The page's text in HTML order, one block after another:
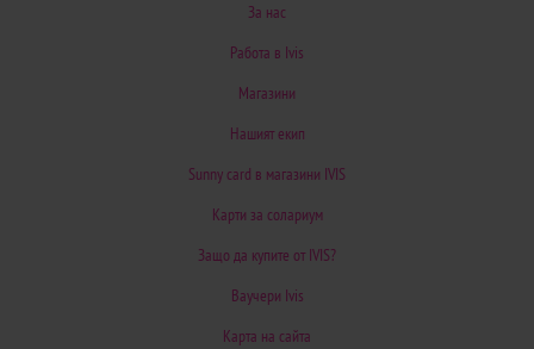
За нас
Работа в Ivis
Магазини
Нашият екип
Sunny card в магазини IVIS
Карти за солариум
Защо да купите от IVIS?
Ваучери Ivis
Карта на сайта